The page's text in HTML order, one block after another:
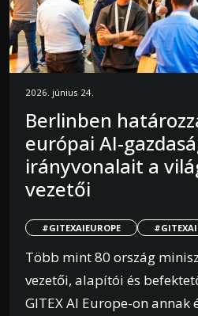
2026. június 24.
Berlinben
európai AI-
irányvonalait a
vezetői
#GITEXAIEUROPE
Több mint 80 ország
vezetői, alapítói és
GITEX AI Europe-on annak